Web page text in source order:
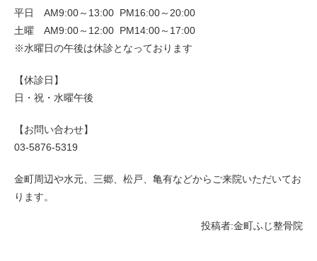
平日 AM9:00～13:00 PM16:00～20:00
土曜 AM9:00～12:00 PM14:00～17:00
※水曜日の午後は休診となっております
【休診日】
日・祝・水曜午後
【お問い合わせ】
03-5876-5319
金町周辺や水元、三郷、松戸、亀有などからご来院いただいてお
ります。
投稿者:金町ふじ整骨院